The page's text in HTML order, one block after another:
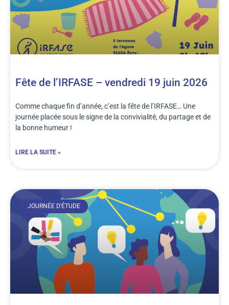
Fête de l’IRFASE – vendredi 19 juin 2026
Comme chaque fin d’année, c’est la fête de l’IRFASE… Une
journée placée sous le signe de la convivialité, du partage et de
la bonne humeur !
LIRE LA SUITE »
JOURNÉE D'ÉTUDE